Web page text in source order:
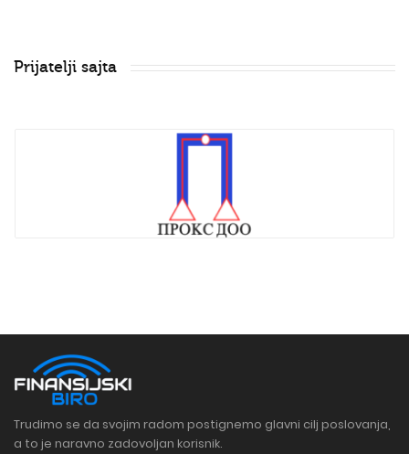
Prijatelji sajta
Trudimo se da svojim radom postignemo glavni cilj poslovanja,
a to je naravno zadovoljan korisnik.